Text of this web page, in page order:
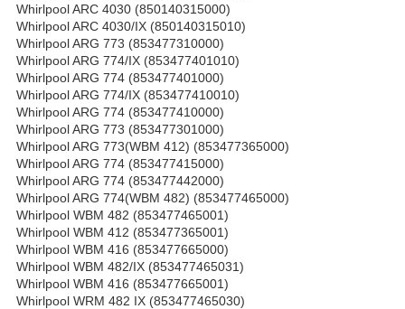
Whirlpool ARC 4030 (850140315000)
Whirlpool ARC 4030/IX (850140315010)
Whirlpool ARG 773 (853477310000)
Whirlpool ARG 774/IX (853477401010)
Whirlpool ARG 774 (853477401000)
Whirlpool ARG 774/IX (853477410010)
Whirlpool ARG 774 (853477410000)
Whirlpool ARG 773 (853477301000)
Whirlpool ARG 773(WBM 412) (853477365000)
Whirlpool ARG 774 (853477415000)
Whirlpool ARG 774 (853477442000)
Whirlpool ARG 774(WBM 482) (853477465000)
Whirlpool WBM 482 (853477465001)
Whirlpool WBM 412 (853477365001)
Whirlpool WBM 416 (853477665000)
Whirlpool WBM 482/IX (853477465031)
Whirlpool WBM 416 (853477665001)
Whirlpool WRM 482 IX (853477465030)